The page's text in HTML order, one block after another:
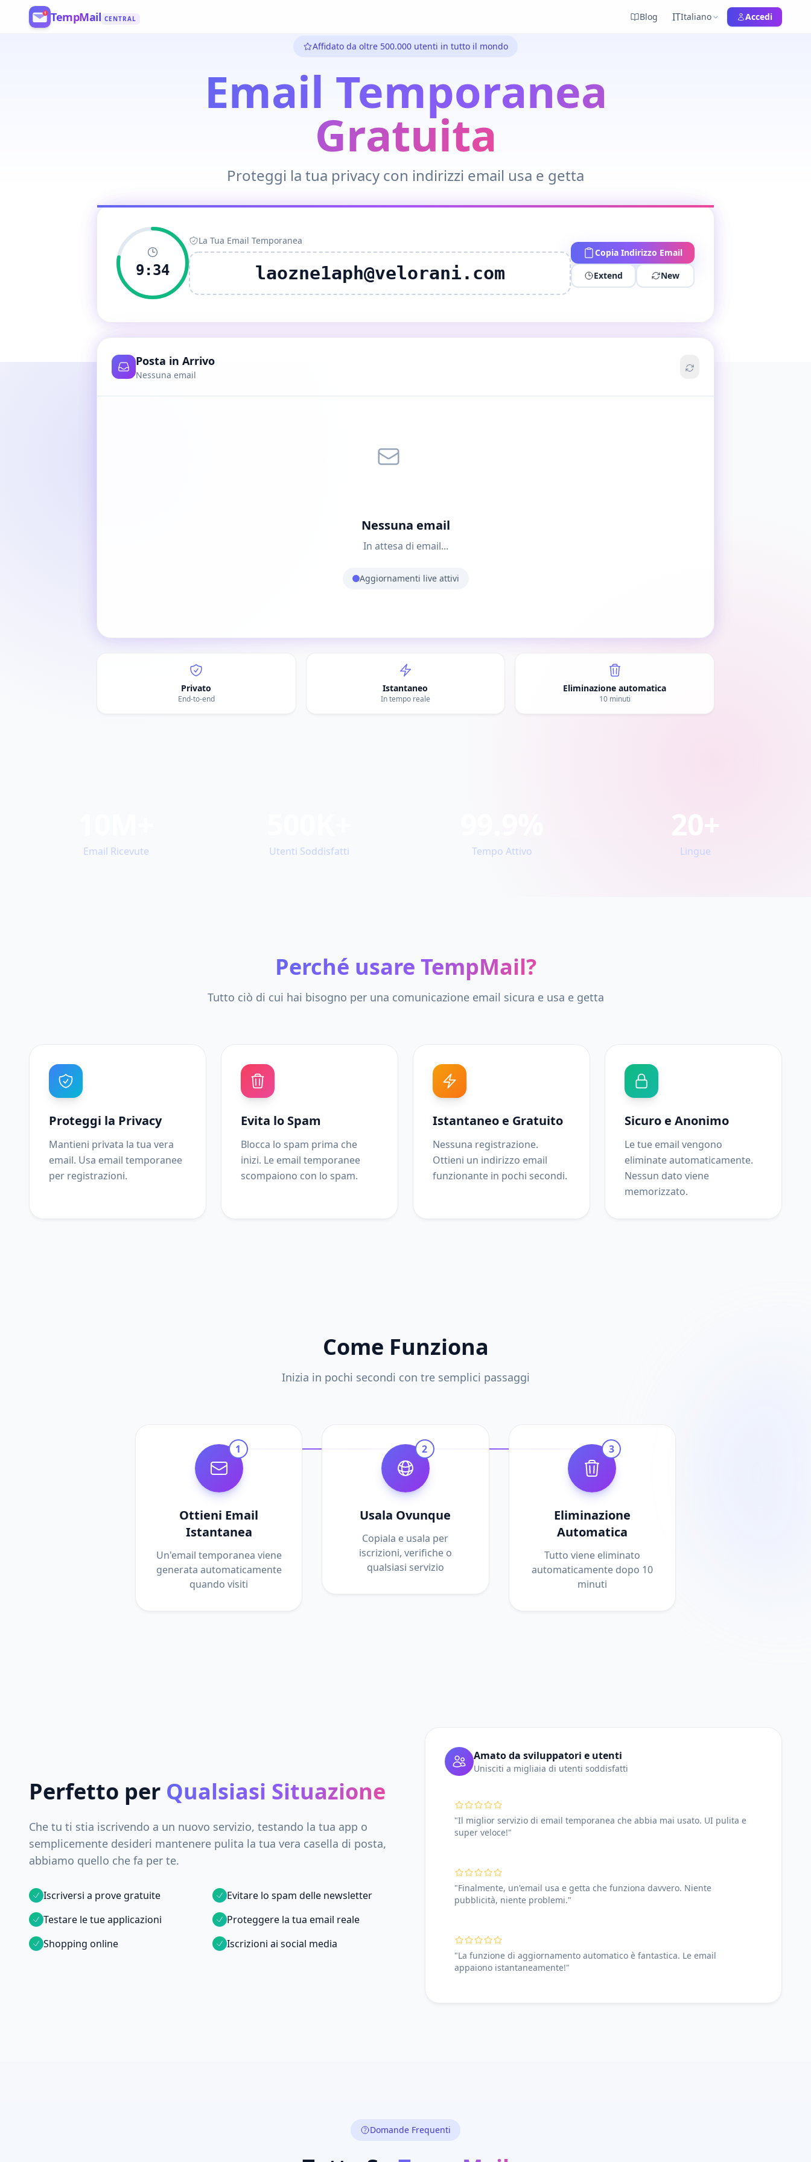
TempMail CENTRAL Blog ITItaliano Accedi
Affidato da oltre 500.000 utenti in tutto il mondo
Email Temporanea
Gratuita
Proteggi la tua privacy con indirizzi email usa e getta
9:33
La Tua Email Temporanea
laozne1aph@velorani.com
Copia Indirizzo Email
Extend
New
Posta in Arrivo
Nessuna email
Nessuna email
In attesa di email...
Aggiornamenti live attivi
Privato
End-to-end
Istantaneo
In tempo reale
Eliminazione automatica
10 minuti
Email Ricevute Utenti Soddisfatti Tempo Attivo
20+
Lingue
Perché usare TempMail?
Tutto ciò di cui hai bisogno per una comunicazione email sicura e usa e getta
Proteggi la Privacy
Mantieni privata la tua vera
email. Usa email temporanee
per registrazioni.
Evita lo Spam
Blocca lo spam prima che
inizi. Le email temporanee
scompaiono con lo spam.
Istantaneo e Gratuito
Nessuna registrazione.
Ottieni un indirizzo email
funzionante in pochi secondi.
Sicuro e Anonimo
Le tue email vengono
eliminate automaticamente.
Nessun dato viene
memorizzato.
Come Funziona
Inizia in pochi secondi con tre semplici passaggi
1
Ottieni Email
Istantanea
Un'email temporanea viene
generata automaticamente
quando visiti
2
Usala Ovunque
Copiala e usala per
iscrizioni, verifiche o
qualsiasi servizio
3
Eliminazione
Automatica
Tutto viene eliminato
automaticamente dopo 10
minuti
Perfetto per Qualsiasi Situazione
Che tu ti stia iscrivendo a un nuovo servizio, testando la tua app o
semplicemente desideri mantenere pulita la tua vera casella di posta,
abbiamo quello che fa per te.
Iscriversi a prove gratuite
Evitare lo spam delle newsletter
Testare le tue applicazioni
Proteggere la tua email reale
Shopping online
Iscrizioni ai social media
Amato da sviluppatori e utenti
Unisciti a migliaia di utenti soddisfatti
"Il miglior servizio di email temporanea che abbia mai usato. UI pulita e
super veloce!"
"Finalmente, un'email usa e getta che funziona davvero. Niente
pubblicità, niente problemi."
"La funzione di aggiornamento automatico è fantastica. Le email
appaiono istantaneamente!"
Domande Frequenti